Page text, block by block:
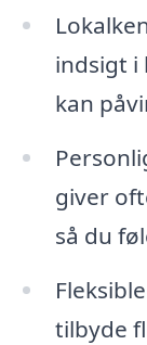
indsigt i
kan
giver
så du
tilbyde